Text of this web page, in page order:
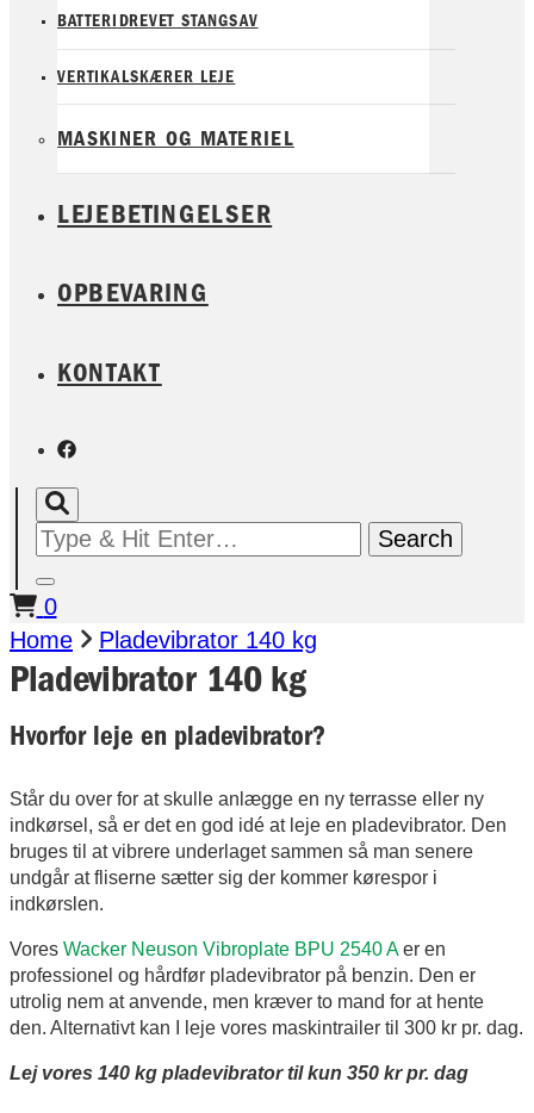
BATTERIDREVET STANGSAV
VERTIKALSKÆRER LEJE
MASKINER OG MATERIEL
LEJEBETINGELSER
OPBEVARING
KONTAKT
Looking
Something?
0
Home
Pladevibrator 140 kg
Pladevibrator 140 kg
Hvorfor leje en pladevibrator?
Står du over for at skulle anlægge en ny terrasse eller ny
indkørsel, så er det en god idé at leje en pladevibrator. Den
bruges til at vibrere underlaget sammen så man senere
undgår at fliserne sætter sig der kommer kørespor i
indkørslen.
Vores Wacker Neuson Vibroplate BPU 2540 Aer en
professionel og hårdfør pladevibrator på benzin. Den er
utrolig nem at anvende, men kræver to mand for at hente
den. Alternativt kan I leje vores maskintrailer til 300 kr pr. dag.
Lej vores 140 kg pladevibrator til kun 350 kr pr. dag